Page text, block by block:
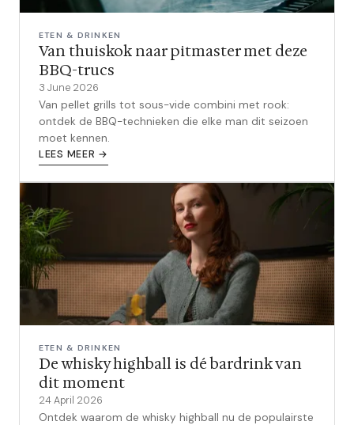
ETEN & DRINKEN
Van thuiskok naar pitmaster met deze
BBQ-trucs
3 June 2026
Van pellet grills tot sous-vide combini met rook:
ontdek de BBQ-technieken die elke man dit seizoen
moet kennen.
LEES MEER →
ETEN & DRINKEN
De whisky highball is dé bardrink van
dit moment
24 April 2026
Ontdek waarom de whisky highball nu de populairste